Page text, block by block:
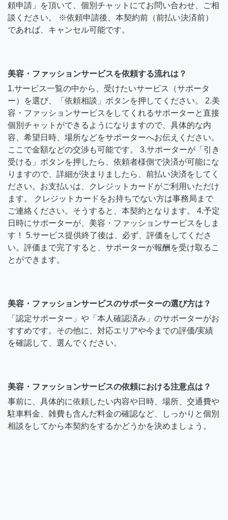
頼申請」を頂いて、個別チャットにてお問い合わせ、ご相
談ください。 ※依頼申請後、本契約前（前払い決済前）
であれば、キャンセル可能です。
美容・ファッションサービスを依頼する流れは？
1.サービス一覧の中から、受けたいサービス（サポータ
ー）を選び、「依頼相談」ボタンを押してください。 2.美
容・ファッションサービスをしてくれるサポーターと直接
個別チャットができるようになりますので、具体的な内
容、希望日時、場所などをサポーターへお伝えください。
ここで金額などの交渉も可能です。 3.サポーターが「引き
受ける」ボタンを押したら、依頼者様側で決済が可能にな
りますので、詳細が決まりましたら、前払い決済をしてく
ださい。お支払いは、クレジットカードがご利用いただけ
ます。 クレジットカードをお持ちでない方は事務局まで
ご連絡ください。そうすると、本契約となります。 4.予定
日時にサポーターが、美容・ファッションサービスをしま
す！ 5.サービス提供終了後は、必ず、評価をしてくださ
い。評価まで完了すると、サポーターが報酬を受け取るこ
とができます。
美容・ファッションサービスのサポーターの選び方は？
「認定サポーター」や「本人確認済み」のサポーターがお
すすめです。その他に、対応エリアや今までの評価/実績
を確認して、選んでください。
美容・ファッションサービスの依頼における注意点は？
事前に、具体的に依頼したい内容や日時、場所、交通費や
駐車料金、雑費も含んだ料金の確認など、しっかりと個別
相談をしてから本契約をするかどうかを決めましょう。